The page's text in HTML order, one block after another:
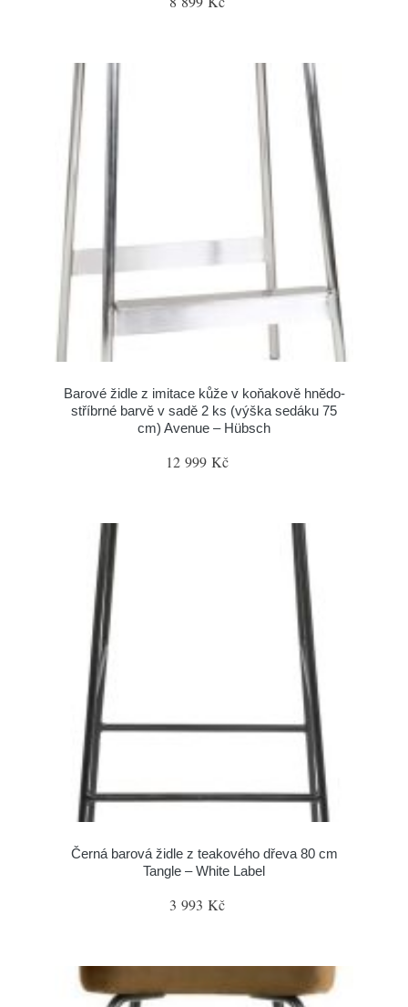
Barové židle z imitace kůže v koňakově hnědo-
stříbrné barvě v sadě 2 ks (výška sedáku 75
cm) Avenue – Hübsch
12 999 Kč
Černá barová židle z teakového dřeva 80 cm
Tangle – White Label
3 993 Kč